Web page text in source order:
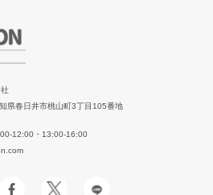
県春日井市桃山町3丁目105番地
12:00・13:00-16:00